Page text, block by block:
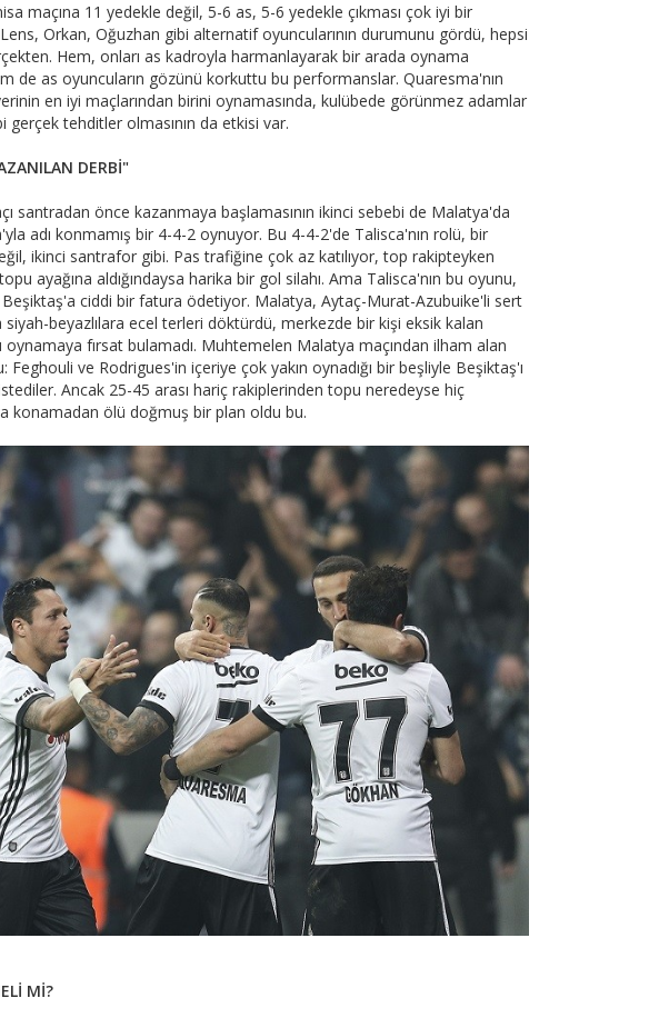
maçına 11 yedekle değil, 5-6 as, 5-6 yedekle çıkması çok iyi bir
Orkan, Oğuzhan gibi alternatif oyuncularının durumunu gördü, hepsi
Hem, onları as kadroyla harmanlayarak bir arada oynama
de as oyuncuların gözünü korkuttu bu performanslar. Quaresma'nın
en iyi maçlarından birini oynamasında, kulübede görünmez adamlar
gerçek tehditler olmasının da etkisi var.
DERBİ"
santradan önce kazanmaya başlamasının ikinci sebebi de Malatya'da
adı konmamış bir 4-4-2 oynuyor. Bu 4-4-2'de Talisca'nın rolü, bir
ikinci santrafor gibi. Pas trafiğine çok az katılıyor, top rakipteyken
ayağına aldığındaysa harika bir gol silahı. Ama Talisca'nın bu oyunu,
Beşiktaş'a ciddi bir fatura ödetiyor. Malatya, Aytaç-Murat-Azubuike'li sert
beyazlılara ecel terleri döktürdü, merkezde bir kişi eksik kalan
fırsat bulamadı. Muhtemelen Malatya maçından ilham alan
Feghouli ve Rodrigues'in içeriye çok yakın oynadığı bir beşliyle Beşiktaş'ı
Ancak 25-45 arası hariç rakiplerinden topu neredeyse hiç
konamadan ölü doğmuş bir plan oldu bu.
Mİ?